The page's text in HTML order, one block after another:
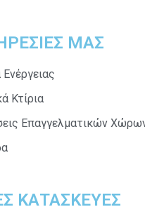
ΜΑΣ​
Κτίρια
Επαγγελματικών
ΚΑΤΑΣΚΕΥΕΣ